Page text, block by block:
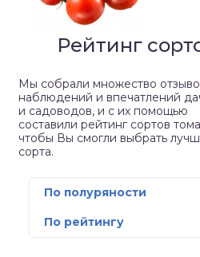
Рейтинг
Мы собрали множество
наблюдений и впечатлений
и садоводов, и с их помощью
составили рейтинг сортов
чтобы Вы смогли выбрать
сорта.
По полуряности
По рейтингу